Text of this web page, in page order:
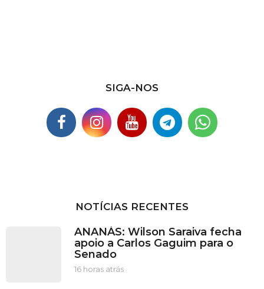
SIGA-NOS
NOTÍCIAS RECENTES
ANANÁS: Wilson Saraiva fecha
apoio a Carlos Gaguim para o
Senado
16 horas atrás1